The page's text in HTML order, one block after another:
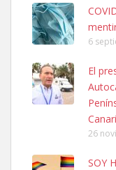
SHIBA PERDIDO
PERRO MACHO
06/07/2025 ZONA
Leales.org » Gran
6
El
26
SOY